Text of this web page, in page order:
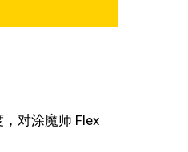
对涂魔师 Flex